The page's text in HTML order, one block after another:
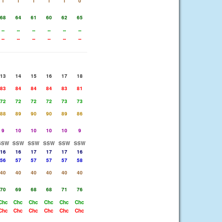
68 64 61 60 62
65
--
-- -- -- --
--
--
-- -- -- -- --
13 14 15 16 17
18
83
84 84 84 83
81
72
72 72 72 73
73
88
89 90 90 89 86
9 10 10 10 10
9
SSW SSW SSW SSW SSW
16
16 17 17 17
16
56
57 57 57 57
58
40
40 40 40 40 40
70 69 68 68 71
76
Chc Chc Chc Chc
Chc
Chc Chc Chc Chc Chc